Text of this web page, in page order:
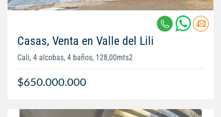
Casas, Venta en Valle del Lili
Cali, 4 alcobas, 4 baños, 128,00mts2
$650.000.000